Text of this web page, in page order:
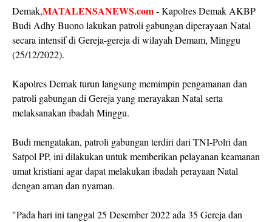
Demak,MATALENSANEWS.com- Kapolres Demak AKBP
Budi Adhy Buono lakukan patroli gabungan diperayaan Natal
secara intensif di Gereja-gereja di wilayah Demam, Minggu
(25/12/2022).
Kapolres Demak turun langsung memimpin pengamanan dan
patroli gabungan di Gereja yang merayakan Natal serta
melaksanakan ibadah Minggu.
Budi mengatakan, patroli gabungan terdiri dari TNI-Polri dan
Satpol PP, ini dilakukan untuk memberikan pelayanan keamanan
umat kristiani agar dapat melakukan ibadah perayaan Natal
dengan aman dan nyaman.
"Pada hari ini tanggal 25 Desember 2022 ada 35 Gereja dan